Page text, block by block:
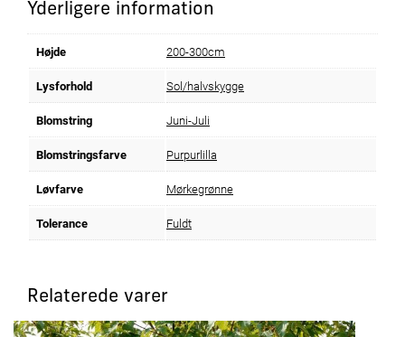
Yderligere information
Højde 200-300cm
Lysforhold Sol/halvskygge
Blomstring Juni-Juli
Blomstringsfarve Purpurlilla
Løvfarve Mørkegrønne
Tolerance Fuldt
Relaterede varer